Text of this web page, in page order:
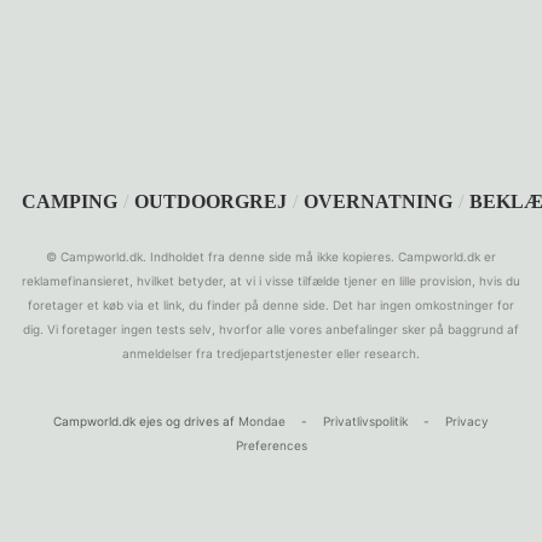
CAMPING / OUTDOORGREJ / OVERNATNING /
© Campworld.dk. Indholdet fra denne side må ikke kopieres. Campworld.dk er
reklamefinansieret, hvilket betyder, at vi i visse tilfælde tjener en lille provision, hvis du
foretager et køb via et link, du finder på denne side. Det har ingen omkostninger for
dig. Vi foretager ingen tests selv, hvorfor alle vores anbefalinger sker på baggrund af
anmeldelser fra tredjepartstjenester eller research.
Campworld.dk ejes og drives af Mondae - Privatlivspolitik -
Privacy
Preferences